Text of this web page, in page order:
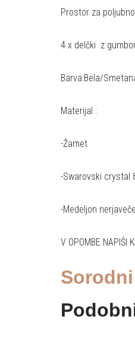
Prostor za
4 x delčki z
Barva:Bela/
Materijal :
-Žamet
-Swarovski crystal
-Medeljon
V OPOMBE NAPIŠI